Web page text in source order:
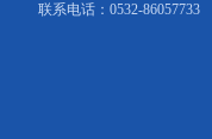
联系电话：0532-86057733